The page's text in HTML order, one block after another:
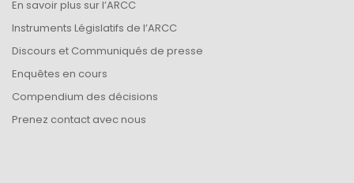
En savoir plus sur l’ARCC
Instruments Législatifs de l’ARCC
Discours et Communiqués de presse
Enquêtes en cours
Compendium des décisions
Prenez contact avec nous